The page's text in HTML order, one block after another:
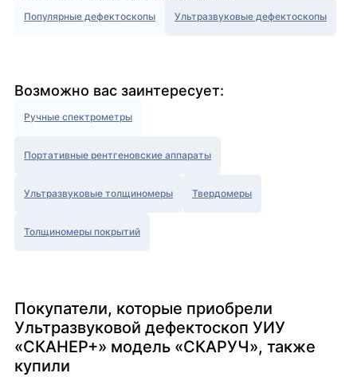
Популярные дефектоскопы Ультразвуковые дефектоскопы
Возможно вас заинтересует:
Ручные спектрометры
Портативные рентгеновские аппараты
Ультразвуковые толщиномеры Твердомеры
Толщиномеры покрытий
Покупатели, которые приобрели
Ультразвуковой дефектоскоп УИУ
«СКАНЕР+» модель «СКАРУЧ», также
купили